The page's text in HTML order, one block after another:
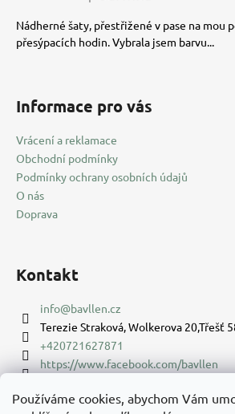
Používáme cookies, abychom Vám
Nádherné šaty, přestřižené v pase na mou
přesýpacích hodin. Vybrala jsem barvu...
Informace pro vás
Vrácení a reklamace
Obchodní podmínky
Podmínky ochrany osobních údajů
O nás
Doprava
Kontakt
info@bavllen.cz
Terezie Straková, Wolkerova 20,Třešť
+420721627871
https://www.facebook.com/bavllen